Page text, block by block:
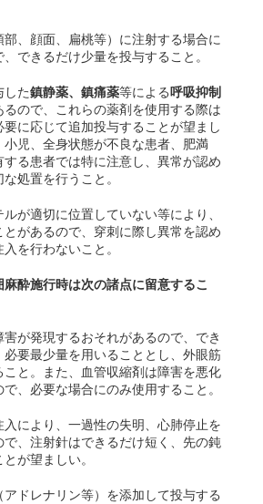
部、顔面、扁桃等）に注射する場合に
、できるだけ少量を投与すること。
した鎮静薬、鎮痛薬等による 呼吸抑制
ので、これらの薬剤を使用する際は
要に応じて追加投与することが望まし
小児、全身状態が不良な患者、肥満
る患者では特に注意し、異常が認め
処置を行うこと。
が適切に位置していない等により、
とがあるので、穿刺に際し異常を認め
を行わないこと。
酔施行時は次の諸点に留意するこ
が発現するおそれがあるので、でき
必要最少量を用いることとし、外眼筋
こと。また、血管収縮剤は障害を悪化
、必要な場合にのみ使用すること。
により、一過性の失明、心肺停止を
で、注射針はできるだけ短く、先の鈍
が望ましい。
ドレナリン等）を添加して投与する